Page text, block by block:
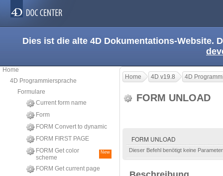
Dies ist die alte 4D Dokumentations-Website.
Home
4D Programmiersprache
Formulare
Current form name
Form
FORM Convert to dynamic
FORM FIRST PAGE
FORM Get color
scheme
New
FORM Get current page
Home 4D v19.8 4D
FORM UNLOAD
FORM UNLOAD
Dieser Befehl benötigt keine Parameter